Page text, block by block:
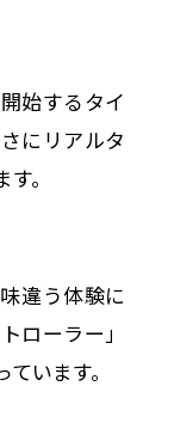
始するタイ
にリアルタ
。
違う体験に
ローラー」
います。